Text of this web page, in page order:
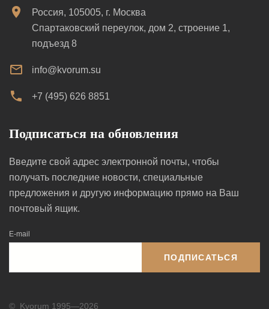
Россия, 105005, г. Москва
Спартаковский переулок, дом 2, строение 1,
подъезд 8
info@kvorum.su
+7 (495) 626 8851
Подписаться на обновления
Введите свой адрес электронной почты, чтобы
получать последние новости, специальные
предложения и другую информацию прямо на Ваш
почтовый ящик.
E-mail
ПОДПИСАТЬСЯ
© Kvorum 1995—2026